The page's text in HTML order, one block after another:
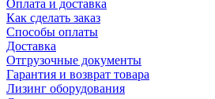
Оплата и доставка
Как сделать заказ
Способы оплаты
Доставка
Отгрузочные документы
Гарантия и возврат товара
Лизинг оборудования